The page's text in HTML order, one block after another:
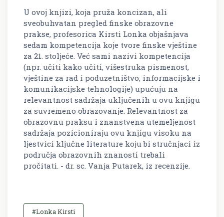
U ovoj knjizi, koja pruža koncizan, ali
sveobuhvatan pregled finske obrazovne
prakse, profesorica Kirsti Lonka objašnjava
sedam kompetencija koje tvore finske vještine
za 21. stoljeće. Već sami nazivi kompetencija
(npr. učiti kako učiti, višestruka pismenost,
vještine za rad i poduzetništvo, informacijske i
komunikacijske tehnologije) upućuju na
relevantnost sadržaja uključenih u ovu knjigu
za suvremeno obrazovanje. Relevantnost za
obrazovnu praksu i znanstvena utemeljenost
sadržaja pozicioniraju ovu knjigu visoku na
ljestvici ključne literature koju bi stručnjaci iz
područja obrazovnih znanosti trebali
pročitati. - dr. sc. Vanja Putarek, iz recenzije.
#Lonka Kirsti